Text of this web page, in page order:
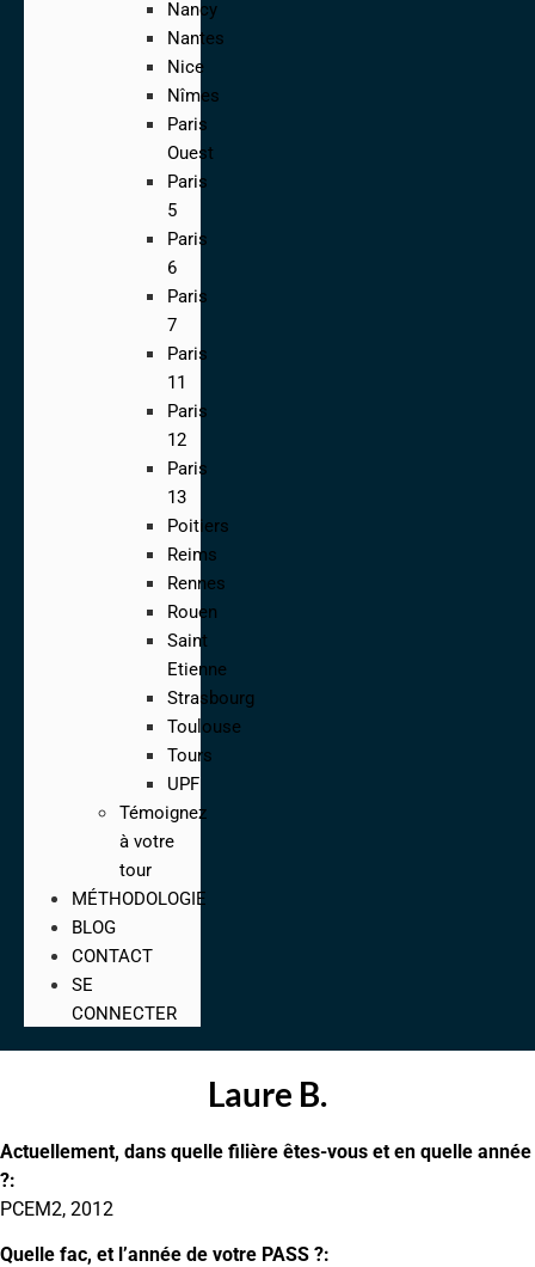
Nancy
Nantes
Nice
Nîmes
Paris
Ouest
Paris
5
Paris
6
Paris
7
Paris
11
Paris
12
Paris
13
Poitiers
Reims
Rennes
Rouen
Saint
Etienne
Strasbourg
Toulouse
Tours
UPF
Témoignez
à votre
tour
MÉTHODOLOGIE
BLOG
CONTACT
SE
CONNECTER
Laure B.
Actuellement, dans quelle filière êtes-vous et en quelle année
?:
PCEM2, 2012
Quelle fac, et l’année de votre PASS ?: